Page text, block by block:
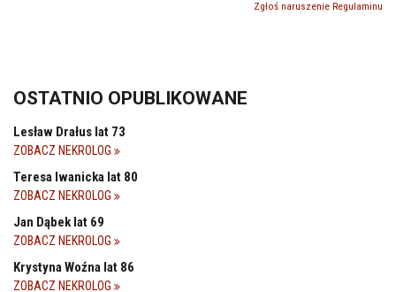
Zgłoś naruszenie Regulaminu
OSTATNIO OPUBLIKOWANE
Lesław Drałus lat 73
ZOBACZ NEKROLOG
Teresa Iwanicka lat 80
ZOBACZ NEKROLOG
Jan Dąbek lat 69
ZOBACZ NEKROLOG
Krystyna Woźna lat 86
ZOBACZ NEKROLOG